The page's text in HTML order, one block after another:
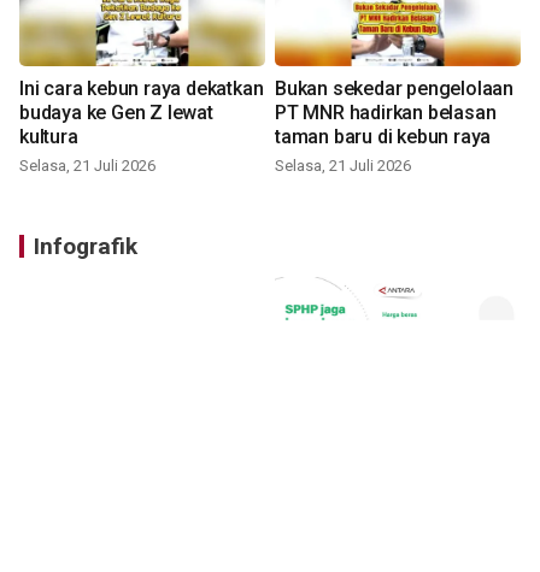
Ini cara kebun raya dekatkan
budaya ke Gen Z lewat
kultura
Selasa, 21 Juli 2026
Bukan sekedar pengelolaan
PT MNR hadirkan belasan
taman baru di kebun raya
Selasa, 21 Juli 2026
Infografik